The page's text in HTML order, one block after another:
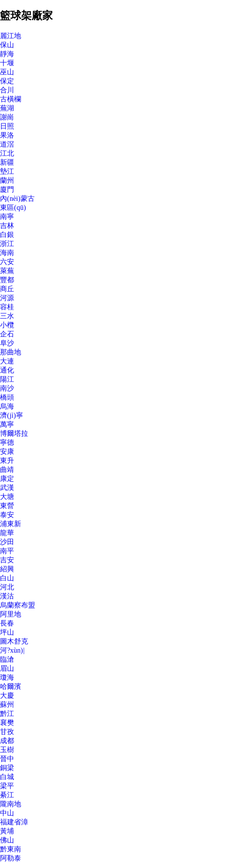
籃球架廠家
麗江地
保山
靜海
十堰
巫山
保定
合川
古橫欄
蕪湖
謝崗
日照
果洛
道滘
江北
新疆
墊江
蘭州
廈門
內(nèi)蒙古
東區(qū)
南寧
吉林
白銀
浙江
海南
六安
萊蕪
豐都
商丘
河源
容桂
三水
小欖
企石
阜沙
那曲地
大連
通化
陽江
南沙
橋頭
烏海
濟(jì)寧
萬寧
博爾塔拉
寧德
安康
東升
曲靖
康定
武漢
大塘
東營
泰安
浦東新
龍華
沙田
南平
吉安
紹興
白山
河北
漢沽
烏蘭察布盟
阿里地
長春
坪山
圖木舒克
河?xùn)|
臨滄
眉山
瓊海
哈爾濱
大慶
蘇州
黔江
襄樊
甘孜
成都
玉樹
晉中
銅梁
白城
梁平
綦江
隴南地
中山
福建省漳
黃埔
佛山
黔東南
阿勒泰